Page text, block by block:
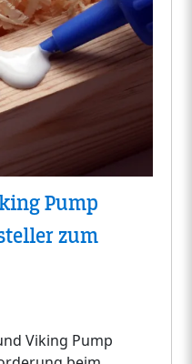
Pump
zum
Viking Pump